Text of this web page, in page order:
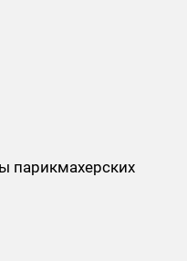
парикмахерских